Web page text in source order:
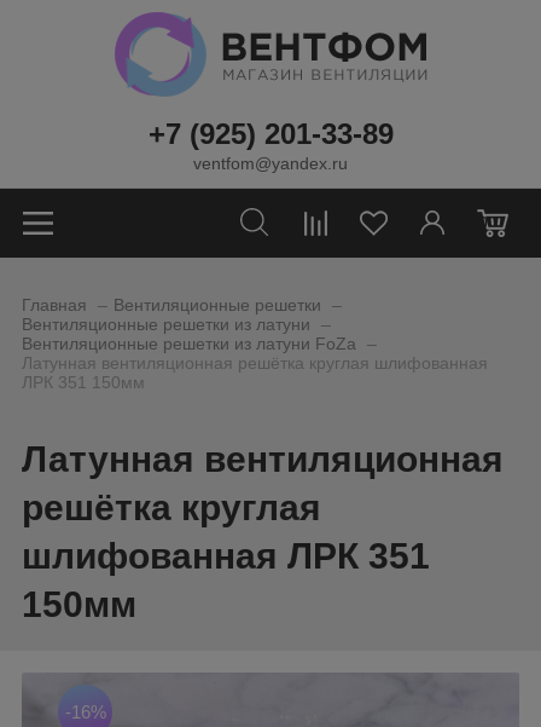
+7 (925) 201-33-89
ventfom@yandex.ru
0
Главная Вентиляционные решетки
Вентиляционные решетки из латуни _
Вентиляционные решетки из латуни FoZa
Латунная вентиляционная решётка круглая шлифованная
ЛРК 351 150мм
Латунная вентиляционная
решётка круглая
шлифованная ЛРК 351
150мм
-16%